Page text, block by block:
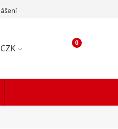
CZK
0